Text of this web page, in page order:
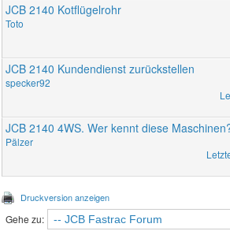
JCB 2140 Kotflügelrohr
Toto
JCB 2140 Kundendienst zurückstellen
specker92
JCB 2140 4WS. Wer kennt diese
Pälzer
Druckversion anzeigen
Gehe zu: